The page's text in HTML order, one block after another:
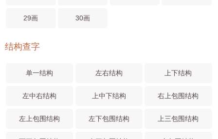
29画 30画
结构查字
单一结构 左右结构 上下结构
左中右结构 上中下结构 右上包围结构
左上包围结构 左下包围结构 上三包围结构